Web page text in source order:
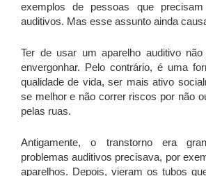
exemplos de pessoas que precisam
auditivos. Mas esse assunto ainda
Ter de usar um aparelho auditivo
envergonhar. Pelo contrário, é uma
qualidade de vida, ser mais ativo
se melhor e não correr riscos por não
pelas ruas.
Antigamente, o transtorno era
problemas auditivos precisava, por
aparelhos. Depois, vieram os tubos